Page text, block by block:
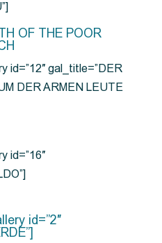
OF THE POOR
id=”12″ gal_title=”DER
DER ARMEN LEUTE
id=”16″
id=”2″